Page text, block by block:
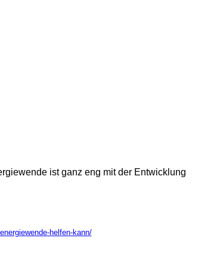
ist ganz eng mit der Entwicklung
helfen-kann/